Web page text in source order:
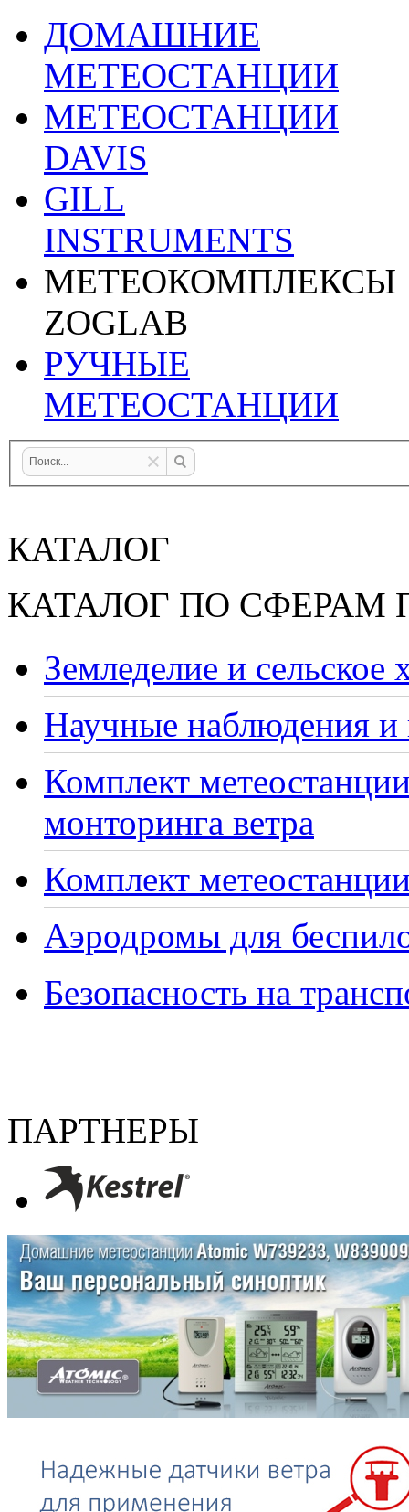
ДОМАШНИЕ
МЕТЕОСТАНЦИИ
МЕТЕОСТАНЦИИ
DAVIS
GILL
INSTRUMENTS
МЕТЕОКОМПЛЕКСЫ
ZOGLAB
РУЧНЫЕ
МЕТЕОСТАНЦИИ
КАТАЛОГ
КАТАЛОГ ПО СФЕРАМ
Земледелие и сельское
Научные наблюдения и
Комплект
монторинга ветра
Комплект
Аэродромы для
Безопасность на
ПАРТНЕРЫ